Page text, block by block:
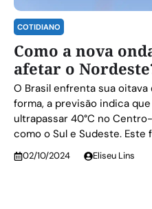
COTIDIANO
Como a nova
afetar o
O Brasil enfrenta sua
forma, a previsão indica
ultrapassar 40°C no
como o Sul e Sudeste. Este
02/10/2024 Eliseu Lins